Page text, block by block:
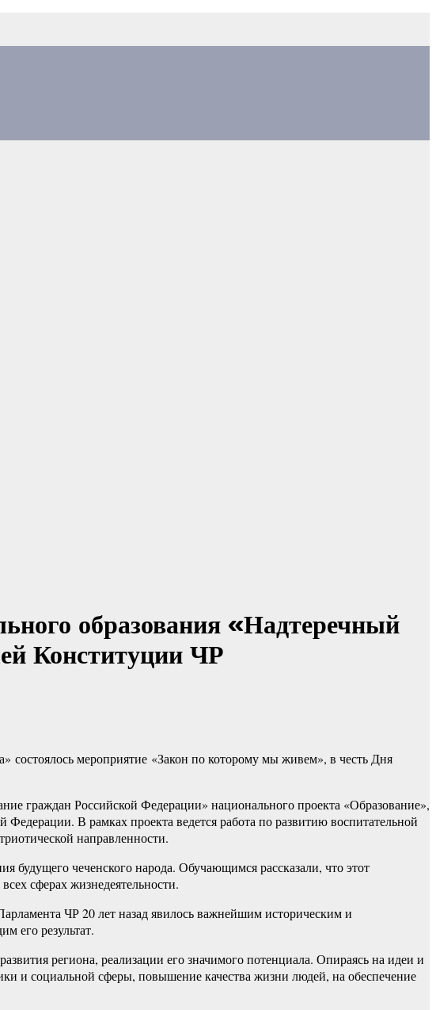
образования «Надтеречный
Конституции ЧР
мероприятие «Закон по которому мы живем», в честь Дня
граждан Российской Федерации» национального проекта «Образование»,
В рамках проекта ведется работа по развитию воспитательной
направленности.
будущего чеченского народа. Обучающимся рассказали, что этот
сферах жизнедеятельности.
ЧР 20 лет назад явилось важнейшим историческим и
его результат.
региона, реализации его значимого потенциала. Опираясь на идеи и
и социальной сферы, повышение качества жизни людей, на обеспечение